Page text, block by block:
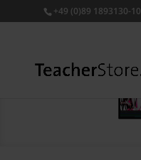
+49 (0)89 1893130-10